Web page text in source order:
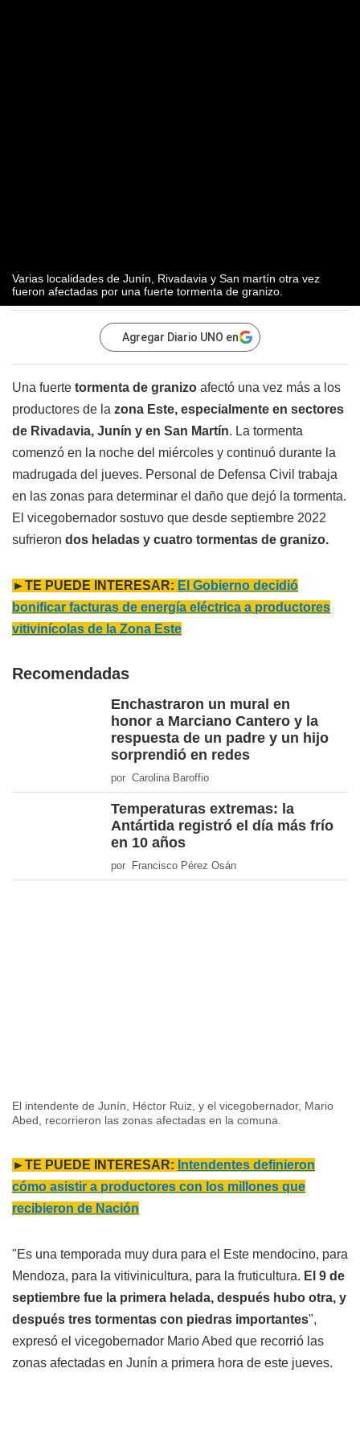
Varias localidades de Junín, Rivadavia y San martín otra vez
fueron afectadas por una fuerte tormenta de granizo.
Agregar Diario UNO en
Una fuerte tormenta de granizo afectó una vez más a los
productores de la zona Este, especialmente en sectores
de Rivadavia, Junín y en San Martín. La tormenta
comenzó en la noche del miércoles y continuó durante la
madrugada del jueves. Personal de Defensa Civil trabaja
en las zonas para determinar el daño que dejó la tormenta.
El vicegobernador sostuvo que desde septiembre 2022
sufrieron dos heladas y cuatro tormentas de granizo.
►TE PUEDE INTERESAR: El Gobierno decidió
bonificar facturas de energía eléctrica a productores
vitivinícolas de la Zona Este
Recomendadas
Enchastraron un mural en
honor a Marciano Cantero y la
respuesta de un padre y un hijo
sorprendió en redes
por Carolina Baroffio
Temperaturas extremas: la
Antártida registró el día más frío
en 10 años
por Francisco Pérez Osán
El intendente de Junín, Héctor Ruiz, y el vicegobernador, Mario
Abed, recorrieron las zonas afectadas en la comuna.
►TE PUEDE INTERESAR: Intendentes definieron
cómo asistir a productores con los millones que
recibieron de Nación
"Es una temporada muy dura para el Este mendocino, para
Mendoza, para la vitivinicultura, para la fruticultura. El 9 de
septiembre fue la primera helada, después hubo otra, y
después tres tormentas con piedras importantes",
expresó el vicegobernador Mario Abed que recorrió las
zonas afectadas en Junín a primera hora de este jueves.